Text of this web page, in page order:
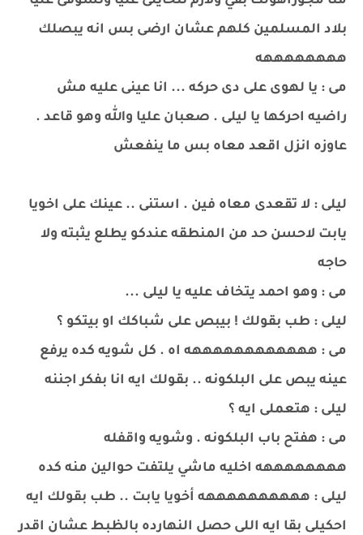
بلاد المسلمين كلهم عشان ارضى بس انه يبصلك
ههههههههه
مى : يا لهوى على دى حركه ... انا عينى عليه مش
راضيه احركها يا ليلى . صعبان عليا والله وهو قاعد .
عاوزه انزل اقعد معاه بس ما ينفعش
ليلى : لا تقعدى معاه فين . استنى .. عينك على اخويا
يابت لاحسن حد من المنطقه عندكو يطلع يثبته ولا
حاجه
مى : وهو احمد يتخاف عليه يا ليلى ...
ليلى : طب بقولك ! بيبص على شباكك او بيتكو ؟
مى : ههههههههههههه اه . كل شويه كده يرفع
عينه يبص على البلكونه .. بقولك ايه انا بفكر اجننه
ليلى : هتعملى ايه ؟
مى : هفتح باب البلكونه . وشويه واقفله
ههههههههه اخليه ماشي يلتفت حوالين منه كده
ليلى : ههههههههههه أخويا يابت .. طب بقولك ايه
احكيلى بقا ايه اللى حصل النهارده بالظبط عشان اقدر